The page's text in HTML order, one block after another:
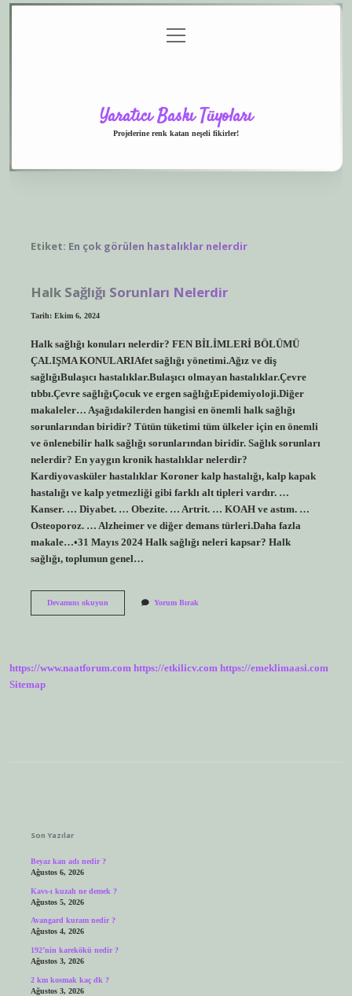
menüyü
aç
Yaratıcı Baskı Tüyoları
Projelerine renk katan neşeli fikirler!
Etiket: En çok görülen hastalıklar nelerdir
Halk Sağlığı Sorunları Nelerdir
Tarih: Ekim 6, 2024
Halk sağlığı konuları nelerdir? FEN BİLİMLERİ BÖLÜMÜ
ÇALIŞMA KONULARIAfet sağlığı yönetimi.Ağız ve diş
sağlığıBulaşıcı hastalıklar.Bulaşıcı olmayan hastalıklar.Çevre
tıbbı.Çevre sağlığıÇocuk ve ergen sağlığıEpidemiyoloji.Diğer
makaleler… Aşağıdakilerden hangisi en önemli halk sağlığı
sorunlarından biridir? Tütün tüketimi tüm ülkeler için en önemli
ve önlenebilir halk sağlığı sorunlarından biridir. Sağlık sorunları
nelerdir? En yaygın kronik hastalıklar nelerdir?
Kardiyovasküler hastalıklar Koroner kalp hastalığı, kalp kapak
hastalığı ve kalp yetmezliği gibi farklı alt tipleri vardır. …
Kanser. … Diyabet. … Obezite. … Artrit. … KOAH ve astım. …
Osteoporoz. … Alzheimer ve diğer demans türleri.Daha fazla
makale…•31 Mayıs 2024 Halk sağlığı neleri kapsar? Halk
sağlığı, toplumun genel…
Devamını okuyunHalk
Yorum Bırak
https://www.naatforum.com https://etkilicv.com https://emeklimaasi.com
Sitemap
Son Yazılar
Beyaz kan adı nedir ?
Ağustos 6, 2026
Kavs-ı kuzah ne demek ?
Ağustos 5, 2026
Avangard kuram nedir ?
Ağustos 4, 2026
192’nin karekökü nedir ?
Ağustos 3, 2026
2 km kosmak kaç dk ?
Ağustos 3, 2026